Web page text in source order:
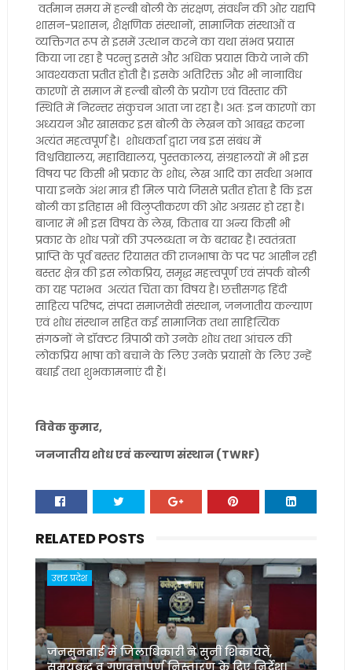
वर्तमान समय में हल्बी बोली के संरक्षण, संवर्धन की ओर यद्यपि
शासन-प्रशासन, शैक्षणिक संस्थानों, सामाजिक संस्थाओं व
व्यक्तिगत रूप से इसमें उत्थान करने का यथा संभव प्रयास
किया जा रहा है परन्तु इससे और अधिक प्रयास किये जाने की
आवश्यकता प्रतीत होती है। इसके अतिरिक्त और भी नानाविध
कारणों से समाज में हल्बी बोली के प्रयोग एवं विस्तार की
स्थिति में निरन्तर संकुचन आता जा रहा है। अतः इन कारणों का
अध्ययन और खासकर इस बोली के लेखन को आबद्ध करना
अत्यंत महत्वपूर्ण है। शोधकर्ता द्वारा जब इस संबंध में
विश्वविद्यालय, महाविद्यालय, पुस्तकालय, संग्रहालयों में भी इस
विषय पर किसी भी प्रकार के शोध, लेख आदि का सर्वथा अभाव
पाया इनके अंश मात्र ही मिल पाये जिससे प्रतीत होता है कि इस
बोली का इतिहास भी विलुप्तीकरण की ओर अग्रसर हो रहा है।
बाजार में भी इस विषय के लेख, किताब या अन्य किसी भी
प्रकार के शोध पत्रों की उपलब्धता न के बराबर है। स्वतंत्रता
प्राप्ति के पूर्व बस्तर रियासत की राजभाषा के पद पर आसीन रही
बस्तर क्षेत्र की इस लोकप्रिय, समृद्ध महत्त्वपूर्ण एवं संपर्क बोली
का यह पराभव अत्यंत चिंता का विषय है। छत्तीसगढ़ हिंदी
साहित्य परिषद, संपदा समाजसेवी संस्थान, जनजातीय कल्याण
एवं शोध संस्थान सहित कई सामाजिक तथा साहित्यिक
संगठनों ने डॉक्टर त्रिपाठी को उनके शोध तथा आंचल की
लोकप्रिय भाषा को बचाने के लिए उनके प्रयासों के लिए उन्हें
बधाई तथा शुभकामनाएं दी हैं।
विवेक कुमार,
जनजातीय शोध एवं कल्याण संस्थान (TWRF)
RELATED POSTS
उत्तर प्रदेश
जनसुनवाई में जिलाधिकारी ने सुनीं शिकायतें,
समयबद्ध व गुणवत्तापूर्ण निस्तारण के दिए निर्देश।